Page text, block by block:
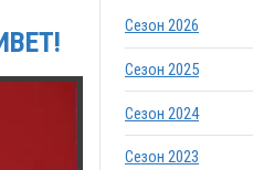
Сезон 2026
Сезон 2025
Сезон 2024
Сезон 2023